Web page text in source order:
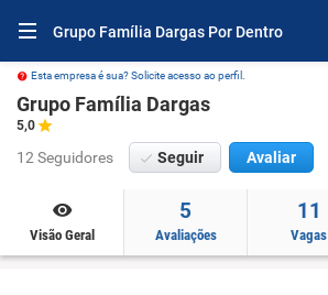
Grupo Família Dargas Por Dentro
Esta empresa é sua? Solicite acesso ao perfil.
Grupo Família Dargas
5,0
12 Seguidores Seguir Avaliar
Visão Geral
5
Avaliações
11
Vagas